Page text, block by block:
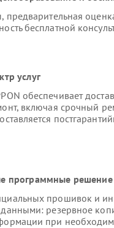
предварительная
бесплатной
услуг
обеспечивает
включая срочный
программные
прошивок и
данными: резервное
при